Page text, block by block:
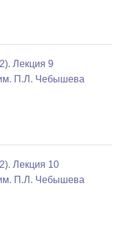
Лекция 9
П.Л. Чебышева
Лекция 10
П.Л. Чебышева